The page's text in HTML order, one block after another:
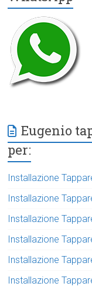
Eugenio
per:
Installazione
Installazione
Installazione
Installazione
Installazione
Installazione